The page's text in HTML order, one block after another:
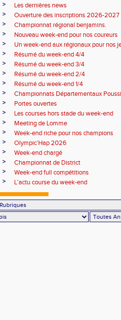
>
Les dernières news
>
Ouverture des inscriptions 2026-2027
>
Championnat régional benjamins.
>
Nouveau week-end pour nos coureurs
>
Un week-end aux régionaux pour nos
>
Résumé du week-end 4/4
>
Résumé du week-end 3/4
>
Résumé du week-end 2/4
>
Résumé du week-end 1/4
>
Championnats Départementaux
>
Portes ouvertes
>
Les courses hors stade du week-end
>
Meeting de Lomme
>
Week-end riche pour nos champions
>
Olympic’Hap 2026
>
Week-end chargé
>
Championnat de District
>
Week-end full compétitions
> L'actu course du week-end